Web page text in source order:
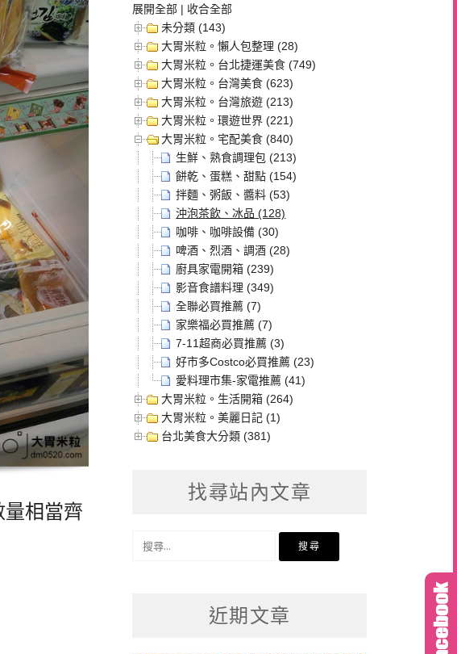
相當齊
展開全部 | 收合全部
未分類 (143)
大胃米粒。懶人包整理 (28)
大胃米粒。台北捷運美食 (749)
大胃米粒。台灣美食 (623)
大胃米粒。台灣旅遊 (213)
大胃米粒。環遊世界 (221)
大胃米粒。宅配美食 (840)
生鮮、熟食調理包 (213)
餅乾、蛋糕、甜點 (154)
拌麵、粥飯、醬料 (53)
沖泡茶飲、冰品 (128)
咖啡、咖啡設備 (30)
啤酒、烈酒、調酒 (28)
廚具家電開箱 (239)
影音食譜料理 (349)
全聯必買推薦 (7)
家樂福必買推薦 (7)
7-11超商必買推薦 (3)
好市多Costco必買推薦 (23)
愛料理市集-家電推薦 (41)
大胃米粒。生活開箱 (264)
大胃米粒。美麗日記 (1)
台北美食大分類 (381)
找尋站內文章
近期文章